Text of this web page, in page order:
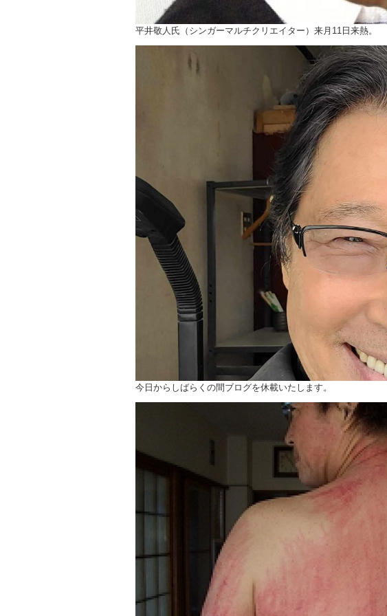
平井敬人氏（シンガーマルチクリエイター）来月11日来熱。
今日からしばらくの間ブログを休載いたします。